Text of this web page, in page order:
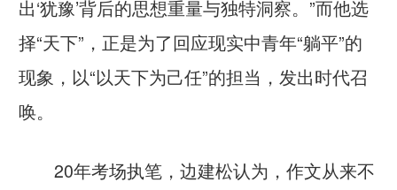
出‘犹豫’背后的思想重量与独特洞察。”而他选
择“天下”，正是为了回应现实中青年“躺平”的
现象，以“以天下为己任”的担当，发出时代召
唤。
20年考场执笔，边建松认为，作文从来不